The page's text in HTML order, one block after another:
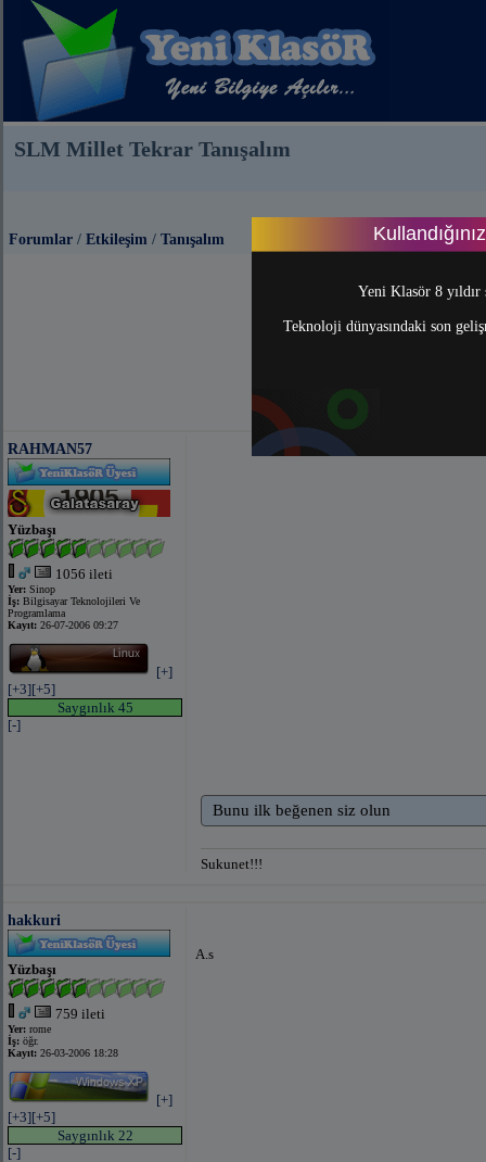
Yeni Klasör 8
Teknoloji dünyasındaki son
SLM Millet Tekrar Tanışalım
Forumlar / Etkileşim / Tanışalım
RAHMAN57
Yüzbaşı
1056 ileti
Yer: Sinop
İş: Bilgisayar Teknolojileri Ve
Programlama
Kayıt: 26-07-2006 09:27
[+]
[+3][+5]
Saygınlık 45
[-]
Bunu ilk beğenen siz olun
Sukunet!!!
hakkuri
Yüzbaşı
759 ileti
Yer: rome
İş: öğr.
Kayıt: 26-03-2006 18:28
[+]
[+3][+5]
Saygınlık 22
[-]
A.s